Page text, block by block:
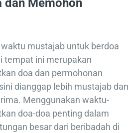
dan Memohon
mustajab untuk berdoa
tempat ini merupakan
doa dan permohonan
dianggap lebih mustajab dan
Menggunakan waktu-
doa-doa penting dalam
besar dari beribadah di